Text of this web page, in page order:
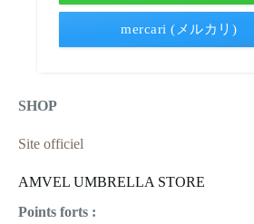
mercari (メルカリ)
SHOP
Site officiel
AMVEL UMBRELLA STORE
Points forts :